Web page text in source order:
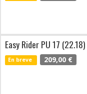
Easy Rider PU 17 (22.18)
En breve 209,00 €